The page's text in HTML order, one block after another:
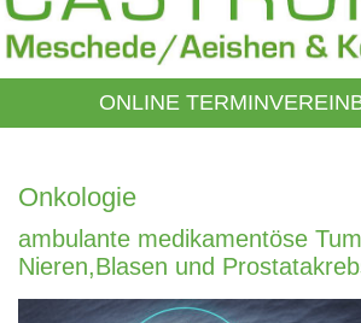
ONLINE
Onkologie
ambulante medikamentöse
Nieren,Blasen und